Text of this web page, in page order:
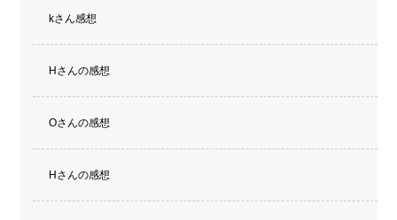
kさん感想
Hさんの感想
Oさんの感想
Hさんの感想